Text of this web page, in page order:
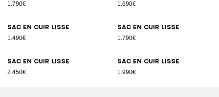
1.790€ 1.690€
Sac en cuir lisse
1.490€
Sac en cuir lisse
1.790€
Sac en cuir lisse
2.450€
Sac en cuir lisse
1.990€